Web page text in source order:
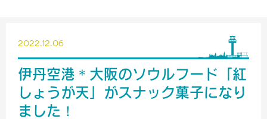
2022.12.06
伊丹空港＊大阪のソウルフード「紅
しょうが天」がスナック菓子になり
ました！